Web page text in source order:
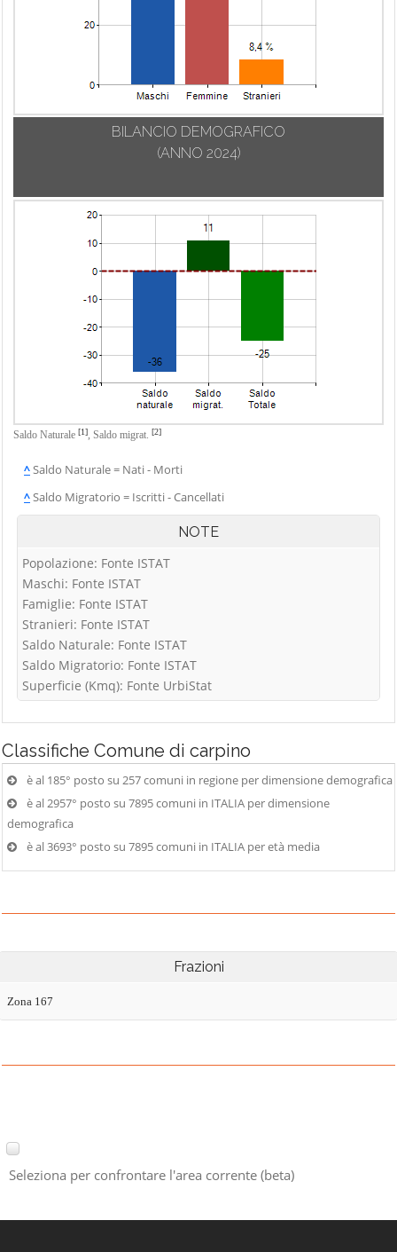
BILANCIO DEMOGRAFICO
(ANNO 2024)
Saldo Naturale [1], Saldo migrat. [2]
^Saldo Naturale = Nati - Morti
^Saldo Migratorio = Iscritti - Cancellati
NOTE
Popolazione: Fonte ISTAT
Maschi: Fonte ISTAT
Famiglie: Fonte ISTAT
Stranieri: Fonte ISTAT
Saldo Naturale: Fonte ISTAT
Saldo Migratorio: Fonte ISTAT
Superficie (Kmq): Fonte UrbiStat
Classifiche Comune di carpino
è al 185° posto su 257 comuni in regione per dimensione demografica
è al 2957° posto su 7895 comuni in ITALIA per dimensione
demografica
è al 3693° posto su 7895 comuni in ITALIA per età media
Frazioni
Zona 167
Seleziona per confrontare l'area corrente (beta)